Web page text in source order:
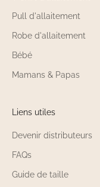
Pull d'allaitement
Robe d'allaitement
Bébé
Mamans & Papas
Liens utiles
Devenir distributeurs
FAQs
Guide de taille